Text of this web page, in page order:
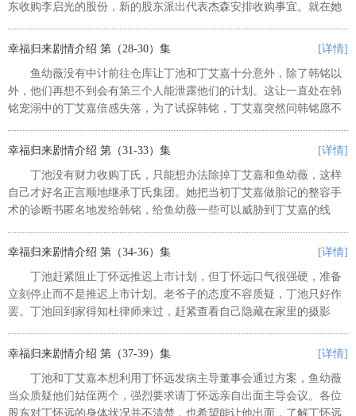
东收购李启光的股份，新的股东派出代表杰森安排收购事宜。就在她
森还在路上，现在这个杰森是韩...
幸福归来剧情介绍 第（28-30）集 [详情]
鱼幼薇没有中计前往仓库让丁池和丁艾嘉十分意外，除了韩铭以
外，他们再想不到会有第三个人能泄露他们的计划。这让一直处在韩
铭宠溺中的丁艾嘉倍感失落，为了试探韩铭，丁艾嘉突然问韩铭愿不
个话头，劝丁艾嘉陪自己去美国...
幸福归来剧情介绍 第（31-33）集 [详情]
丁池没有财力收购丁氏，只能想办法除掉丁艾嘉和鱼幼薇，这样
自己才好名正言顺地继承丁氏集团。她把当初丁艾嘉做胎记的整容手
术的诊断书匿名地发给韩铭，给鱼幼薇一些可以威胁到丁艾嘉的线
的证据。这样，丁池不仅可以挑起...
幸福归来剧情介绍 第（34-36）集 [详情]
丁池赶紧阻止丁怀远推迟上市计划，但丁怀远口气很强硬，准备
立刻停止而不是推迟上市计划。老爷子的态度不容质疑，丁池只好作
罢。丁池回到家得知杜律师来过，赶紧查看自己隐藏在家里的摄影
重性。丁怀远为了保护丁艾嘉，没...
幸福归来剧情介绍 第（37-39）集 [详情]
丁池和丁艾嘉本想利用丁怀远发病主导董事会通过方案，鱼幼薇
当众质疑他们姑侄两个，强烈要求请丁怀远亲自出面主导会议。各位
股东对丁怀远的身体状况并不清楚，也希望能让他出面，了解丁怀远